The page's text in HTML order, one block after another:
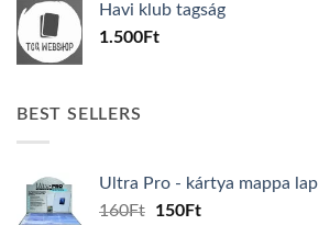
600Ft.100Ft.
Havi klub tagság
1.500Ft
BEST SELLERS
Ultra Pro - kártya mappa lap
160Ft
Original
150FtCurrent